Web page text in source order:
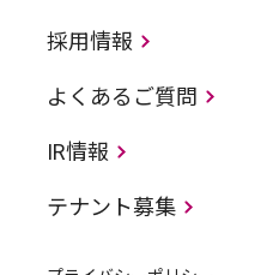
採用情報
よくあるご質問
IR情報
テナント募集